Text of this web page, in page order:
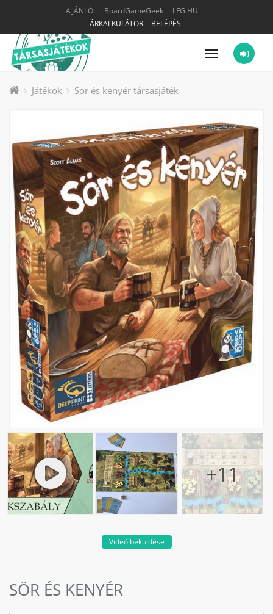
AJÁNLÓ: BoardGameGeek
LFG.HU
ÁRKALKULÁTOR
BELÉPÉS
Menü
Játékok Sör és kenyér társasjáték
Videó beküldése
SÖR ÉS KENYÉR